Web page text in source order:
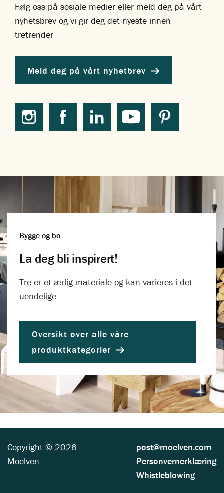
Følg oss på sosiale medier eller meld deg på vårt
nyhetsbrev og vi gir deg det nyeste innen
tretrender
Meld deg på vårt nyhetbrev
Bygge og bo
La deg bli inspirert!
Tre er et ærlig materiale og kan varieres i det
uendelige.
Oversikt over alle våre
produktkategorier
Copyright © 2026
Moelven
post@moelven.com
Personvernerklæring
Whistleblowing